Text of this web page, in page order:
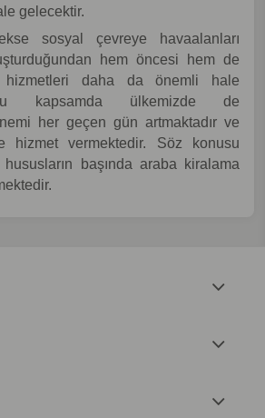
gelecektir.
sosyal çevreye havaalanları
hem öncesi hem de
hizmetleri daha da önemli hale
kapsamda ülkemizde de
her geçen gün artmaktadır ve
hizmet vermektedir. Söz konusu
başında araba kiralama